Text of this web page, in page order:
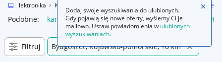
Elektronika Komputery Karty graficzne
Podobne: karty graficzne używane karty graficzne uchwyt
Filtruj Bydgoszcz, Kujawsko-pomorskie, +0 km
Dodaj swoje wyszukiwania do ulubionych.
Gdy pojawią się nowe oferty, wyślemy Ci je
mailowo. Ustaw powiadomienia w ulubionych
wyszukiwaniach.